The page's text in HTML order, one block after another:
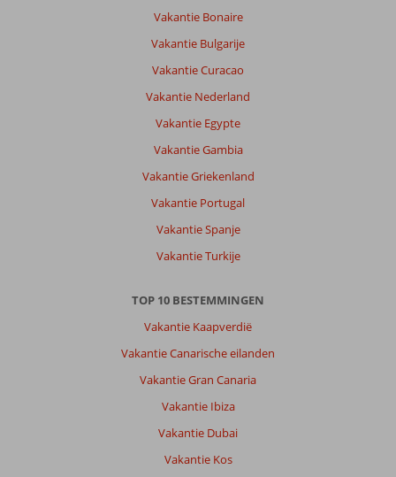
Vakantie Bonaire
Vakantie Bulgarije
Vakantie Curacao
Vakantie Nederland
Vakantie Egypte
Vakantie Gambia
Vakantie Griekenland
Vakantie Portugal
Vakantie Spanje
Vakantie Turkije
TOP 10 BESTEMMINGEN
Vakantie Kaapverdië
Vakantie Canarische eilanden
Vakantie Gran Canaria
Vakantie Ibiza
Vakantie Dubai
Vakantie Kos